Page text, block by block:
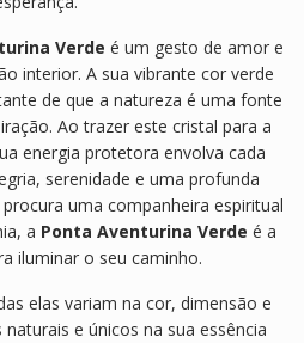
Verde é um gesto de amor e
interior. A sua vibrante cor verde
de que a natureza é uma fonte
Ao trazer este cristal para a
energia protetora envolva cada
serenidade e uma profunda
uma companheira espiritual
a Ponta Aventurina Verde é a
iluminar o seu caminho.
elas variam na cor, dimensão e
e únicos na sua essência